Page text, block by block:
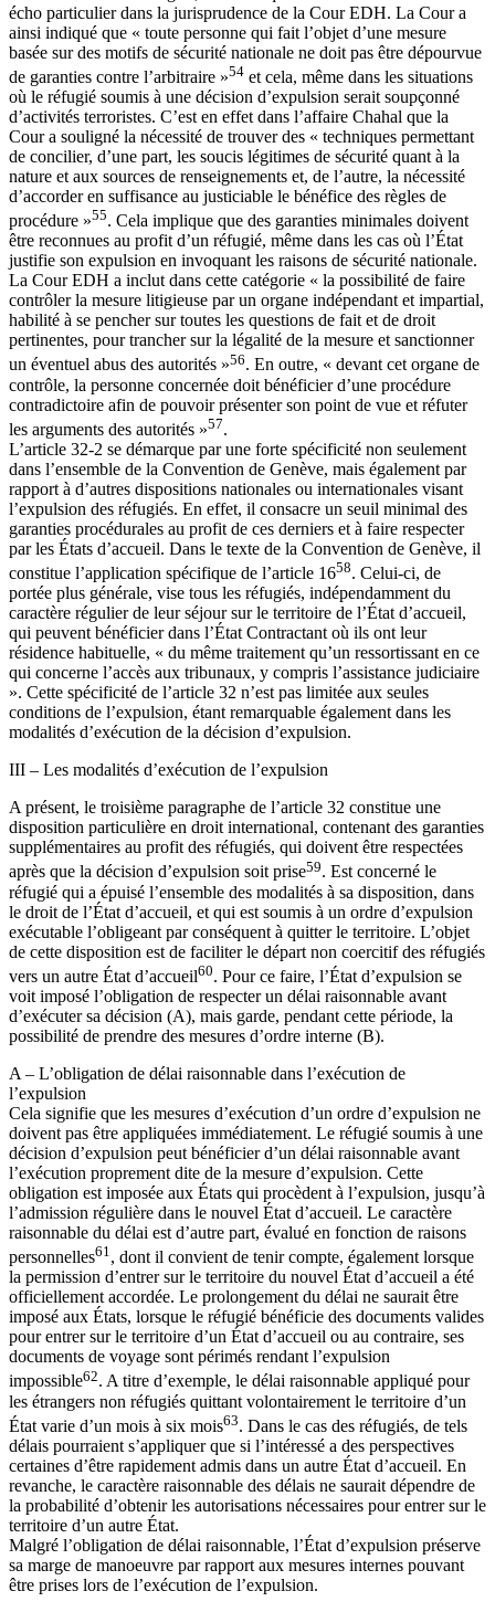
écho particulier dans la jurisprudence de la Cour EDH. La Cour a
ainsi indiqué que « toute personne qui fait l’objet d’une mesure
basée sur des motifs de sécurité nationale ne doit pas être dépourvue
de garanties contre l’arbitraire »54 et cela, même dans les situations
où le réfugié soumis à une décision d’expulsion serait soupçonné
d’activités terroristes. C’est en effet dans l’affaire Chahal que la
Cour a souligné la nécessité de trouver des « techniques permettant
de concilier, d’une part, les soucis légitimes de sécurité quant à la
nature et aux sources de renseignements et, de l’autre, la nécessité
d’accorder en suffisance au justiciable le bénéfice des règles de
procédure »55. Cela implique que des garanties minimales doivent
être reconnues au profit d’un réfugié, même dans les cas où l’État
justifie son expulsion en invoquant les raisons de sécurité nationale.
La Cour EDH a inclut dans cette catégorie « la possibilité de faire
contrôler la mesure litigieuse par un organe indépendant et impartial,
habilité à se pencher sur toutes les questions de fait et de droit
pertinentes, pour trancher sur la légalité de la mesure et sanctionner
un éventuel abus des autorités »56. En outre, « devant cet organe de
contrôle, la personne concernée doit bénéficier d’une procédure
contradictoire afin de pouvoir présenter son point de vue et réfuter
les arguments des autorités »57.
L’article 32-2 se démarque par une forte spécificité non seulement
dans l’ensemble de la Convention de Genève, mais également par
rapport à d’autres dispositions nationales ou internationales visant
l’expulsion des réfugiés. En effet, il consacre un seuil minimal des
garanties procédurales au profit de ces derniers et à faire respecter
par les États d’accueil. Dans le texte de la Convention de Genève, il
constitue l’application spécifique de l’article 1658. Celui-ci, de
portée plus générale, vise tous les réfugiés, indépendamment du
caractère régulier de leur séjour sur le territoire de l’État d’accueil,
qui peuvent bénéficier dans l’État Contractant où ils ont leur
résidence habituelle, « du même traitement qu’un ressortissant en ce
qui concerne l’accès aux tribunaux, y compris l’assistance judiciaire
». Cette spécificité de l’article 32 n’est pas limitée aux seules
conditions de l’expulsion, étant remarquable également dans les
modalités d’exécution de la décision d’expulsion.
III – Les modalités d’exécution de l’expulsion
A présent, le troisième paragraphe de l’article 32 constitue une
disposition particulière en droit international, contenant des garanties
supplémentaires au profit des réfugiés, qui doivent être respectées
après que la décision d’expulsion soit prise59. Est concerné le
réfugié qui a épuisé l’ensemble des modalités à sa disposition, dans
le droit de l’État d’accueil, et qui est soumis à un ordre d’expulsion
exécutable l’obligeant par conséquent à quitter le territoire. L’objet
de cette disposition est de faciliter le départ non coercitif des réfugiés
vers un autre État d’accueil60. Pour ce faire, l’État d’expulsion se
voit imposé l’obligation de respecter un délai raisonnable avant
d’exécuter sa décision (A), mais garde, pendant cette période, la
possibilité de prendre des mesures d’ordre interne (B).
A – L’obligation de délai raisonnable dans l’exécution de
l’expulsion
Cela signifie que les mesures d’exécution d’un ordre d’expulsion ne
doivent pas être appliquées immédiatement. Le réfugié soumis à une
décision d’expulsion peut bénéficier d’un délai raisonnable avant
l’exécution proprement dite de la mesure d’expulsion. Cette
obligation est imposée aux États qui procèdent à l’expulsion, jusqu’à
l’admission régulière dans le nouvel État d’accueil. Le caractère
raisonnable du délai est d’autre part, évalué en fonction de raisons
personnelles61, dont il convient de tenir compte, également lorsque
la permission d’entrer sur le territoire du nouvel État d’accueil a été
officiellement accordée. Le prolongement du délai ne saurait être
imposé aux États, lorsque le réfugié bénéficie des documents valides
pour entrer sur le territoire d’un État d’accueil ou au contraire, ses
documents de voyage sont périmés rendant l’expulsion
impossible62. A titre d’exemple, le délai raisonnable appliqué pour
les étrangers non réfugiés quittant volontairement le territoire d’un
État varie d’un mois à six mois63. Dans le cas des réfugiés, de tels
délais pourraient s’appliquer que si l’intéressé a des perspectives
certaines d’être rapidement admis dans un autre État d’accueil. En
revanche, le caractère raisonnable des délais ne saurait dépendre de
la probabilité d’obtenir les autorisations nécessaires pour entrer sur le
territoire d’un autre État.
Malgré l’obligation de délai raisonnable, l’État d’expulsion préserve
sa marge de manoeuvre par rapport aux mesures internes pouvant
être prises lors de l’exécution de l’expulsion.